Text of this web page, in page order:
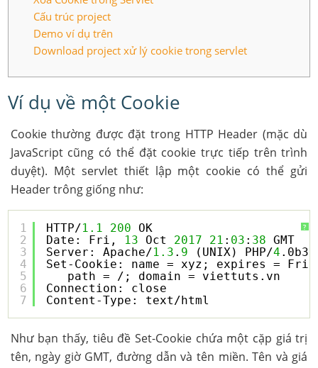
Cấu trúc project
Demo ví dụ trên
Download project xử lý cookie trong servlet
Ví dụ về một Cookie
Cookie thường được đặt trong HTTP Header (mặc dù
JavaScript cũng có thể đặt cookie trực tiếp trên trình
duyệt). Một servlet thiết lập một cookie có thể gửi
Header trông giống như:
?
1
2
3
4
5
6
7
HTTP/1.1 200
OK
Date: Fri, 13 Oct 2017 21 : 03 : 38
GMT
Server: Apache/1.3 . 9 (UNIX) PHP/4 .0b3
Set-Cookie: name = xyz; expires =
path = /; domain = viettuts.vn
Connection: close
Content-Type: text/html
Như bạn thấy, tiêu đề Set-Cookie chứa một cặp giá trị
tên, ngày giờ GMT, đường dẫn và tên miền. Tên và giá